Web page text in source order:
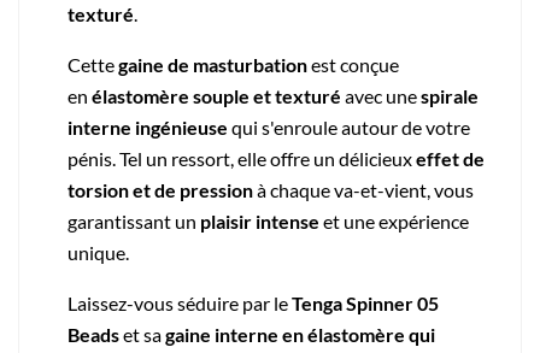
texturé
Cettegaine de masturbationest conçue
en élastomère souple et texturé avec unespirale
interne ingénieuse qui s'enroule autour de votre
pénis. Tel un ressort, elle offre un délicieuxeffet de
torsion et de pressionà chaque va-et-vient, vous
garantissant un plaisir intense et une expérience
unique.
Laissez-vous séduire par leTenga Spinner 05
Beadset sagaine interne en élastomère qui